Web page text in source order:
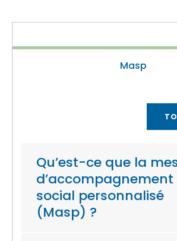
Masp
Qu’est-ce que la
d’accompagnement
social personnalisé
(Masp) ?